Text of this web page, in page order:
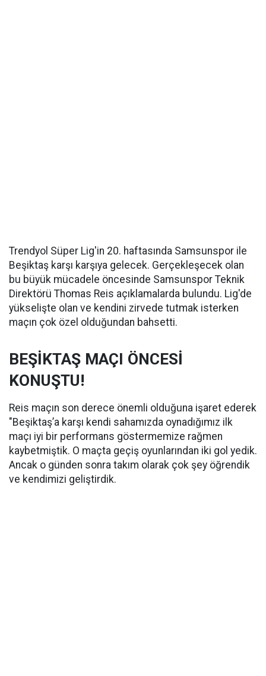
Trendyol Süper Lig'in 20. haftasında Samsunspor ile
Beşiktaş karşı karşıya gelecek. Gerçekleşecek olan
bu büyük mücadele öncesinde Samsunspor Teknik
Direktörü Thomas Reis açıklamalarda bulundu. Lig'de
yükselişte olan ve kendini zirvede tutmak isterken
maçın çok özel olduğundan bahsetti.
BEŞİKTAŞ MAÇI ÖNCESİ
KONUŞTU!
Reis maçın son derece önemli olduğuna işaret ederek
"Beşiktaş’a karşı kendi sahamızda oynadığımız ilk
maçı iyi bir performans göstermemize rağmen
kaybetmiştik. O maçta geçiş oyunlarından iki gol yedik.
Ancak o günden sonra takım olarak çok şey öğrendik
ve kendimizi geliştirdik.